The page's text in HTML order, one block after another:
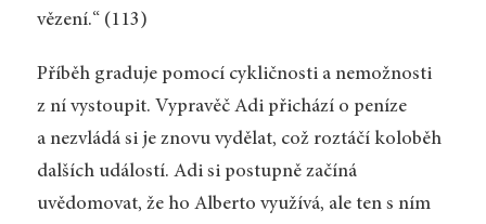
vězení.“ (113)
Příběh graduje pomocí cykličnosti a nemožnosti
z ní vystoupit. Vypravěč Adi přichází o peníze
a nezvládá si je znovu vydělat, což roztáčí koloběh
dalších událostí. Adi si postupně začíná
uvědomovat, že ho Alberto využívá, ale ten s ním